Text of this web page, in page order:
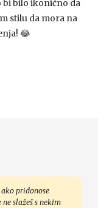
bi bilo ikonično da
stilu da mora na
😂
pridonose
slažeš s nekim